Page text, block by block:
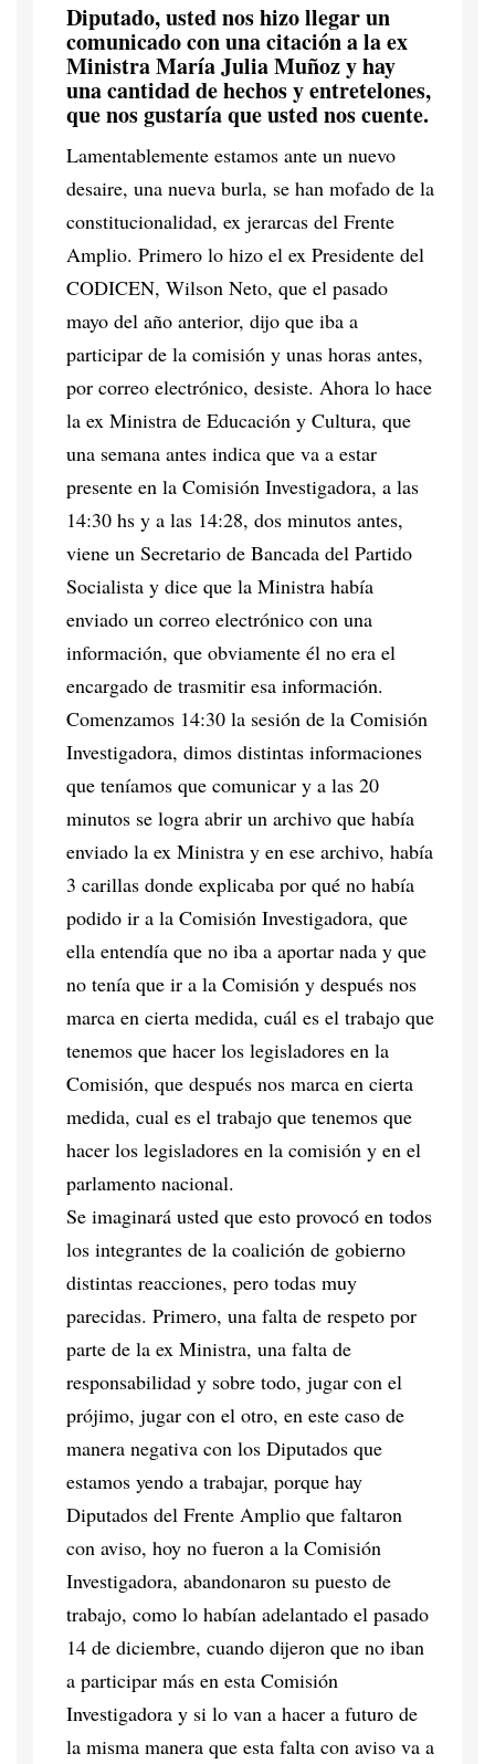
Diputado, usted nos hizo llegar un
comunicado con una citación a la ex
Ministra María Julia Muñoz y hay
una cantidad de hechos y entretelones,
que nos gustaría que usted nos cuente.
Lamentablemente estamos ante un nuevo
desaire, una nueva burla, se han mofado de la
constitucionalidad, ex jerarcas del Frente
Amplio. Primero lo hizo el ex Presidente del
CODICEN, Wilson Neto, que el pasado
mayo del año anterior, dijo que iba a
participar de la comisión y unas horas antes,
por correo electrónico, desiste. Ahora lo hace
la ex Ministra de Educación y Cultura, que
una semana antes indica que va a estar
presente en la Comisión Investigadora, a las
14:30 hs y a las 14:28, dos minutos antes,
viene un Secretario de Bancada del Partido
Socialista y dice que la Ministra había
enviado un correo electrónico con una
información, que obviamente él no era el
encargado de trasmitir esa información.
Comenzamos 14:30 la sesión de la Comisión
Investigadora, dimos distintas informaciones
que teníamos que comunicar y a las 20
minutos se logra abrir un archivo que había
enviado la ex Ministra y en ese archivo, había
3 carillas donde explicaba por qué no había
podido ir a la Comisión Investigadora, que
ella entendía que no iba a aportar nada y que
no tenía que ir a la Comisión y después nos
marca en cierta medida, cuál es el trabajo que
tenemos que hacer los legisladores en la
Comisión, que después nos marca en cierta
medida, cual es el trabajo que tenemos que
hacer los legisladores en la comisión y en el
parlamento nacional.
Se imaginará usted que esto provocó en todos
los integrantes de la coalición de gobierno
distintas reacciones, pero todas muy
parecidas. Primero, una falta de respeto por
parte de la ex Ministra, una falta de
responsabilidad y sobre todo, jugar con el
prójimo, jugar con el otro, en este caso de
manera negativa con los Diputados que
estamos yendo a trabajar, porque hay
Diputados del Frente Amplio que faltaron
con aviso, hoy no fueron a la Comisión
Investigadora, abandonaron su puesto de
trabajo, como lo habían adelantado el pasado
14 de diciembre, cuando dijeron que no iban
a participar más en esta Comisión
Investigadora y si lo van a hacer a futuro de
la misma manera que esta falta con aviso va a